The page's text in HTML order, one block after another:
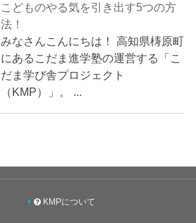
こどものやる気を引き出す5つの方
法！
みなさんこんにちは！ 高知県梼原町
にあるこだま進学塾の運営する「こ
だま学び舎プロジェクト
（KMP）」。 ...
KMPについて